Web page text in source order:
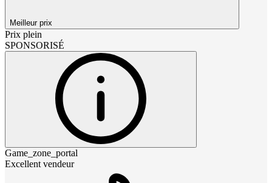
Meilleur prix
Prix plein
SPONSORISÉ
Game_zone_portal
Excellent vendeur